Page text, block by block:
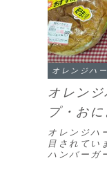
オレンジハー
オレン
プ・おに
オレンジハ
目されてい
ハンバーガ